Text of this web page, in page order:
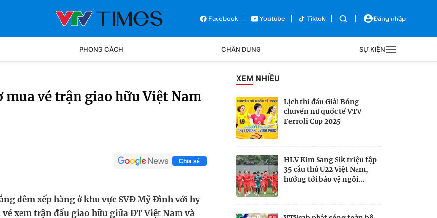
Facebook Youtube Tiktok Đăng nhập
PHONG CÁCH CHÂN DUNG SỰ KIỆN
Bên lề
mua vé trận giao hữu Việt Nam
Chia sẻ
đêm xếp hàng ở khu vực SVĐ Mỹ Đình với hy
xem trận đấu giao hữu giữa ĐT Việt Nam và
XEM NHIỀU
Lịch thi đấu Giải Bóng
chuyền nữ quốc tế VTV
Ferroli Cup 2025
HLV Kim Sang Sik triệu tập
35 cầu thủ U22 Việt Nam,
hướng tới bảo vệ ngôi...